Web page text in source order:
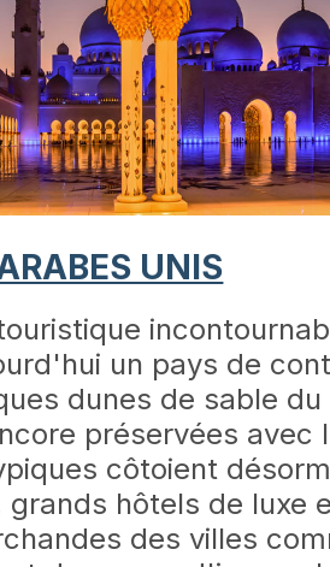
UNIS
un pays de
dunes de sable
préservées avec
côtoient
hôtels de luxe
des villes